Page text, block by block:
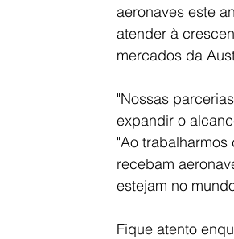
aeronaves este
atender à
mercados da
"Nossas
expandir o
"Ao
recebam
estejam no
Fique atento